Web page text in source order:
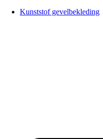
Kunststof gevelbekleding